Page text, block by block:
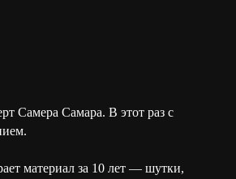
Самера Самара. В этот раз с
материал за 10 лет — шутки,